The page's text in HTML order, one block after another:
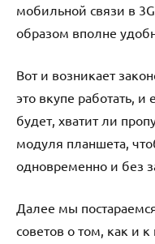
мобильной связи в
образом вполне
Вот и возникает
это вкупе работать,
будет, хватит ли
модуля планшета,
одновременно и без
Далее мы
советов о том, как и